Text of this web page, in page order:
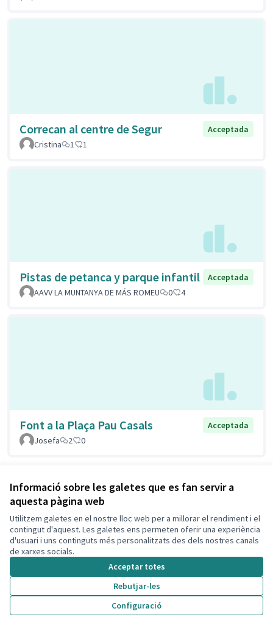
Informació sobre les galetes que es fan servir a
aquesta pàgina web
Utilitzem galetes en el nostre lloc web per a millorar el rendiment i el
contingut d'aquest. Les galetes ens permeten oferir una experiència
d'usuari i uns continguts més personalitzats des dels nostres canals
de xarxes socials.
Acceptar totes
Rebutjar-les
Configuració
Correcan al centre de Segur
Acceptada
Cristina
1 1
Pistas de petanca y parque infantil
Acceptada
AAVV LA MUNTANYA DE MÁS ROMEU
0 4
Font a la Plaça Pau Casals
Acceptada
Josefa
2 0
Veure totes les propostes retirades
Termes i condicions d'ús
Configuració de les galetes
Decidim Calafell a X
(Enllaç extern)
Decidim Calafell a Facebook
Decidim Calafell a YouTube
Decidim Calafell a GitHub
(Enllaç extern)
Web creada ambprogramari lliure .
Amb
(Enllaç